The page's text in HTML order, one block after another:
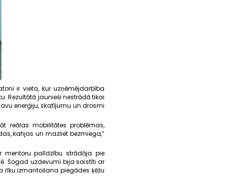
ir vieta, kur uzņēmējdarbība
Rezultātā jaunieši nestrādā tikai
enerģiju, skatījumu un drosmi
reālas mobilitātes problēmas,
kafijas un mazliet bezmiega,”
mentoru palīdzību strādāja pie
Šogad uzdevumi bija saistīti ar
izmantošana piegādes ķēžu